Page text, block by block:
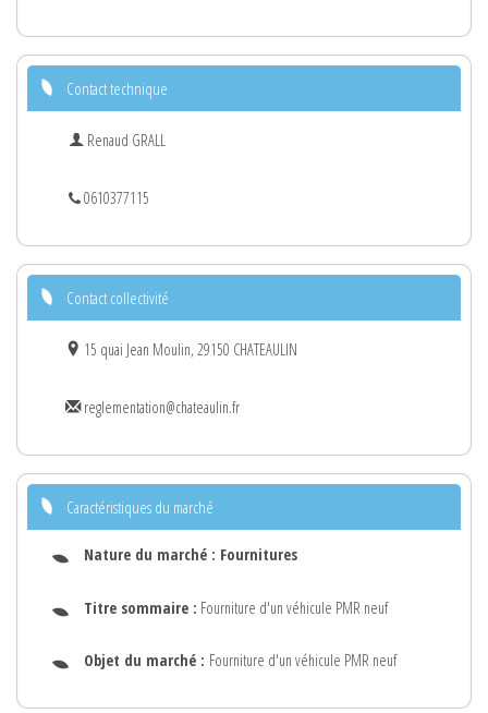
Contact technique
Renaud GRALL
0610377115
Contact collectivité
15 quai Jean Moulin, 29150 CHATEAULIN
reglementation@chateaulin.fr
Caractéristiques du marché
Nature du marché : Fournitures
Titre sommaire : Fourniture d'un véhicule PMR neuf
Objet du marché : Fourniture d'un véhicule PMR neuf